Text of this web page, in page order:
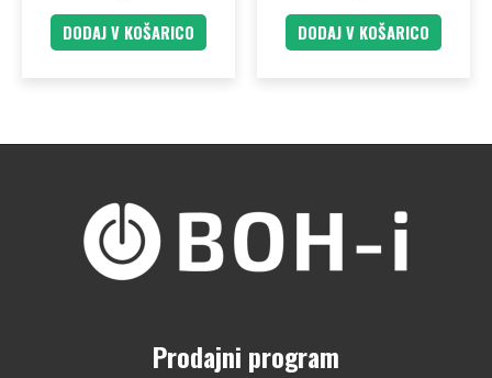
DODAJ V KOŠARICO DODAJ V KOŠARICO
Prodajni program